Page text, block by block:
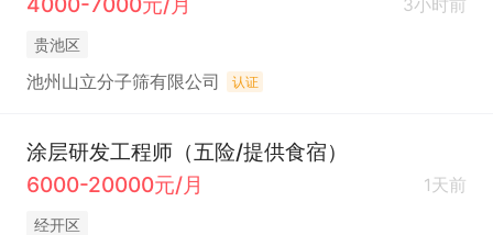
3小时前
贵池区
池州山立分子筛有限公司 认证
涂层研发工程师（五险/提供食宿）
6000-20000元/月
1天前
经开区